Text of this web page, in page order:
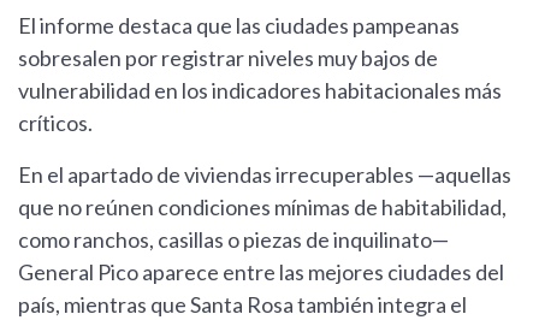
El informe destaca que las ciudades pampeanas
sobresalen por registrar niveles muy bajos de
vulnerabilidad en los indicadores habitacionales más
críticos.
En el apartado de viviendas irrecuperables —aquellas
que no reúnen condiciones mínimas de habitabilidad,
como ranchos, casillas o piezas de inquilinato—
General Pico aparece entre las mejores ciudades del
país, mientras que Santa Rosa también integra el